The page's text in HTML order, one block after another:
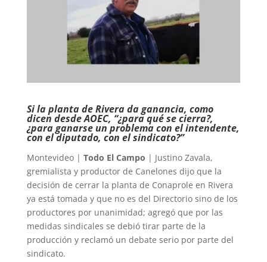
Si la planta de Rivera da ganancia, como
dicen desde AOEC, “¿para qué se cierra?,
¿para ganarse un problema con el intendente,
con el diputado, con el sindicato?”
Montevideo | Todo El Campo | Justino Zavala,
gremialista y productor de Canelones dijo que la
decisión de cerrar la planta de Conaprole en Rivera
ya está tomada y que no es del Directorio sino de los
productores por unanimidad; agregó que por las
medidas sindicales se debió tirar parte de la
producción y reclamó un debate serio por parte del
sindicato.